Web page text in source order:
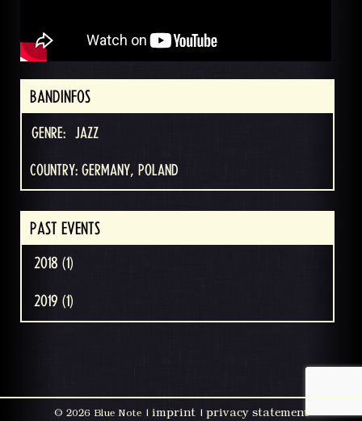
BANDINFOS
GENRE: JAZZ
COUNTRY: GERMANY, POLAND
PAST EVENTS
2018 (1)
2019 (1)
© 2026 Blue Note | imprint | privacy statement